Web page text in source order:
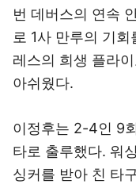
번 데버스의 연속
로 1사 만루의 기
레스의 희생 플라
아쉬웠다.
이정후는 2-4인 9
타로 출루했다. 워
싱커를 받아 친 타